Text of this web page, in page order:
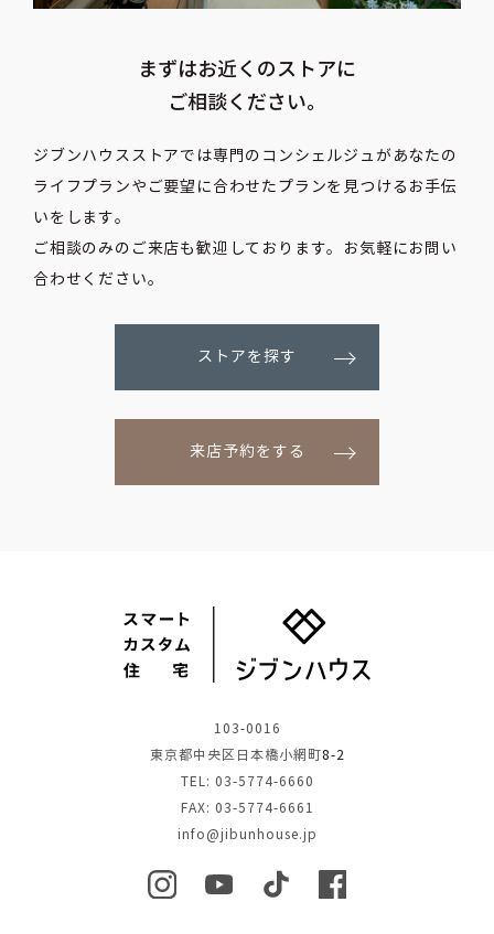
まずはお近くのストアに
ご相談ください。
ジブンハウスストアでは専門のコンシェルジュがあなたの
ライフプランや ご要望に合わせたプランを見つけるお手伝
いをします。
ご相談のみのご来店も歓迎しております。お気軽にお問い
合わせください。
ストアを探す
来店予約をする
103-0016
東京都中央区日本橋小網町8-2
TEL: 03-5774-6660
FAX: 03-5774-6661
info@jibunhouse.jp